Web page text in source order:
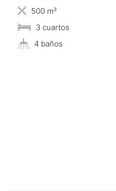
500 m²
3 сuartos
4 baños